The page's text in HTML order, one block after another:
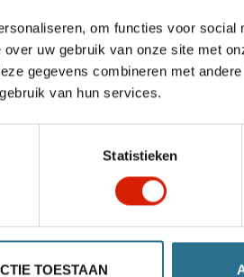
om functies voor social
uw gebruik van onze site met
gegevens combineren met
van hun services.
Statistieken
TOESTAAN
Ajouter au panier